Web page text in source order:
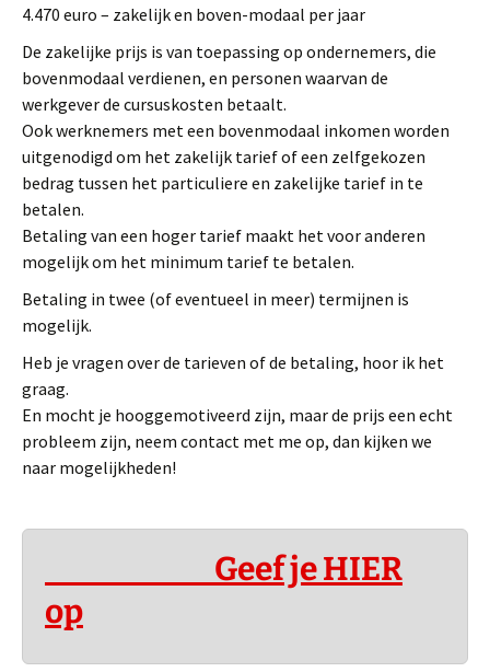
4.470 euro – zakelijk en boven-modaal per jaar
De zakelijke prijs is van toepassing op ondernemers, die
bovenmodaal verdienen, en personen waarvan de
werkgever de cursuskosten betaalt.
Ook werknemers met een bovenmodaal inkomen worden
uitgenodigd om het zakelijk tarief of een zelfgekozen
bedrag tussen het particuliere en zakelijke tarief in te
betalen.
Betaling van een hoger tarief maakt het voor anderen
mogelijk om het minimum tarief te betalen.
Betaling in twee (of eventueel in meer) termijnen is
mogelijk.
Heb je vragen over de tarieven of de betaling, hoor ik het
graag.
En mocht je hooggemotiveerd zijn, maar de prijs een echt
probleem zijn, neem contact met me op, dan kijken we
naar mogelijkheden!
Geef je HIER
op